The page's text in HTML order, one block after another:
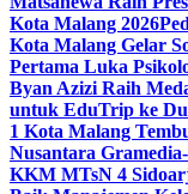
Kota Malang 2026
Kota Malang Gelar
Pertama Luka
Byan Azizi Raih
untuk EduTrip ke
1 Kota Malang
Nusantara
KKM MTsN 4